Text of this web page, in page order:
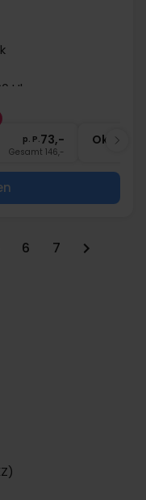
p. P.73,-
Gesamt 146,-
Okt
6 7